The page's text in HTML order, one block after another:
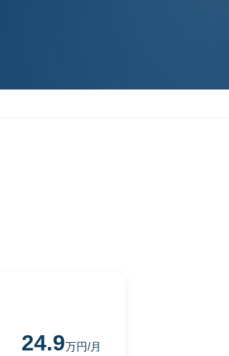
24.9万円/月